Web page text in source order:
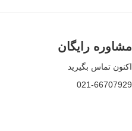
مشاوره رایگان
اکنون تماس بگیرید
021-66707929